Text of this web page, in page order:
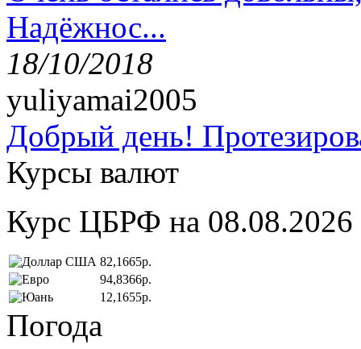
Надёжнос...
18/10/2018
yuliyamai2005
Добрый день!
Курсы валют
Курс ЦБРФ на 08.08.2026
82,1665р.
94,8366р.
12,1655р.
Погода